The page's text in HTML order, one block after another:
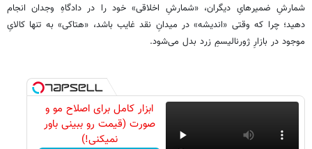
شمارشِ ضمیرهایِ دیگران، «شمارشِ اخلاقی» خود را در دادگاهِ وجدان انجام
دهید؛ چرا که وقتی «اندیشه» در میدانِ نقد غایب باشد، «هتاکی» به تنها کالایِ
موجود در بازارِ ژورنالیسمِ زرد بدل می‌شود.
ابزار کامل برای اصلاح مو و
صورت (قیمت رو ببینی باور
نمیکنی!)